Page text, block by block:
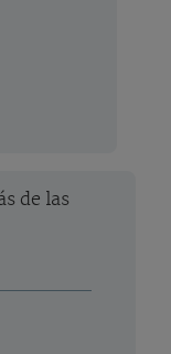
de las